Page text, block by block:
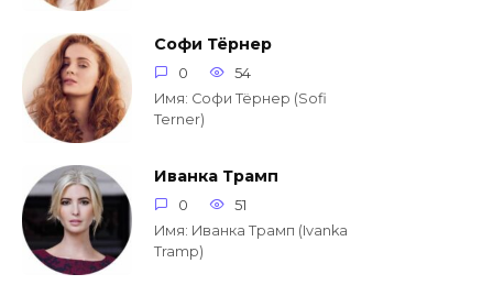
Софи Тёрнер
0
54
Имя: Софи Тёрнер (Sofi
Terner)
Иванка Трамп
0
51
Имя: Иванка Трамп (Ivanka
Tramp)